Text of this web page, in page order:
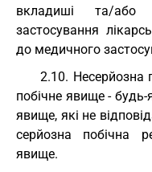
вкладиші та/або
застосування
до медичного
2.10. Несерйозна
побічне явище - будь-
явище, які не
серйозна побічна
явище.